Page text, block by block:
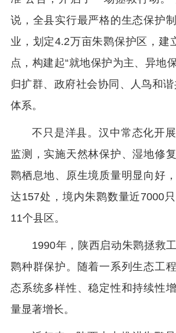
说，全县实行最严格的生态保护
业，划定4.2万亩朱鹮保护区，建
点，构建起“就地保护为主、异地
归扩群、政府社会协同、人鸟和
体系。
不只是洋县。汉中常态化开
监测，实施天然林保护、湿地修
鹮栖息地、原生境质量明显向好
达157处，境内朱鹮数量近7000
11个县区。
1990年，陕西启动朱鹮拯救
鹮种群保护。随着一系列生态工
态系统多样性、稳定性和持续性
量显著增长。